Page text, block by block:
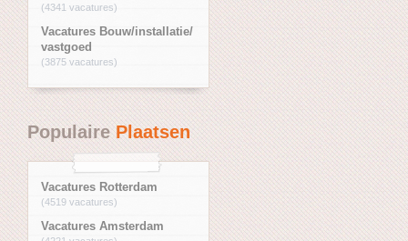
(4341 vacatures)
Vacatures Bouw/installatie/
vastgoed
(3875 vacatures)
PopulairePlaatsen
Vacatures Rotterdam
(4519 vacatures)
Vacatures Amsterdam